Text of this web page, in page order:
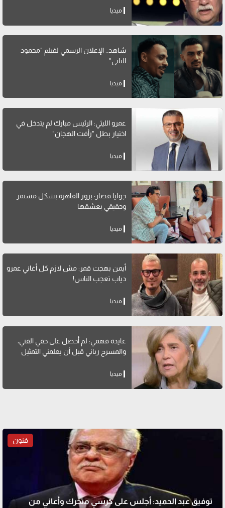
ميديا
شاهد.. الإعلان الرسمي لفيلم "محمود
التاني"
ميديا
عمرو الليثي: الرئيس مبارك لم يتدخل في
اختيار بطل "رأفت الهجان"
ميديا
جوليا قصار: بزور القاهرة بشكل مستمر
وحقيقي بعشقها
ميديا
أيمن بهجت قمر: مش لازم كل أغاني عمرو
دياب تعجب الناس!
ميديا
عايدة فهمي: لم أحصل على حقي الفني،
والمسرح رباني قبل أن يعلمني التمثيل
ميديا
فنون
توفيق عبد الحميد: أجلس على كرسي متحرك وأعاني من